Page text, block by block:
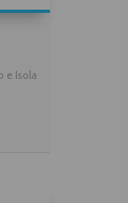
e Isola